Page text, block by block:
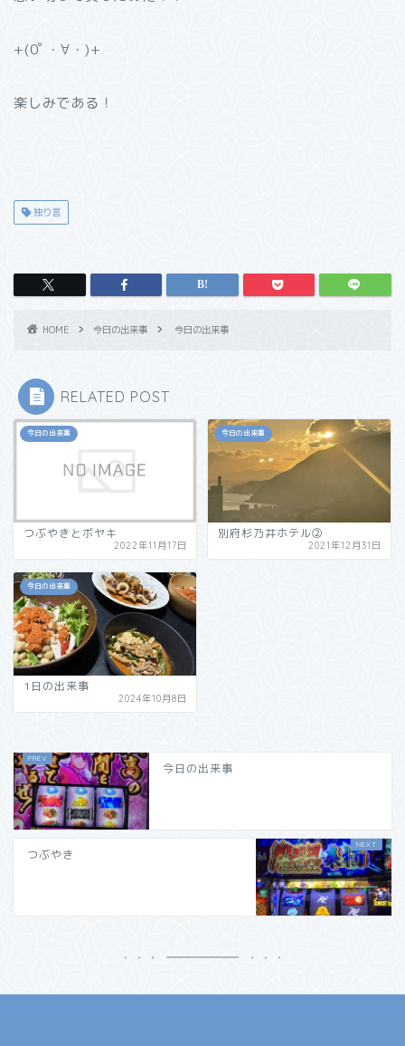
+(0ﾟ・∀・)+
楽しみである！
独り言
HOME 今日の出来事 今日の出来事
RELATED POST
今日の出来事
つぶやきとボヤキ
2022年11月17日
今日の出来事
別府杉乃井ホテル②
2021年12月31日
今日の出来事
1日の出来事
2024年10月8日
今日の出来事
つぶやき